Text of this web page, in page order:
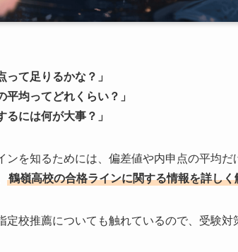
って足りるかな？」
平均ってどれくらい？」
るには何が大事？」
ンを知るためには、偏差値や内申点の平均
鶴嶺高校の合格ラインに関する情報を詳しく
定校推薦についても触れているので、受験対